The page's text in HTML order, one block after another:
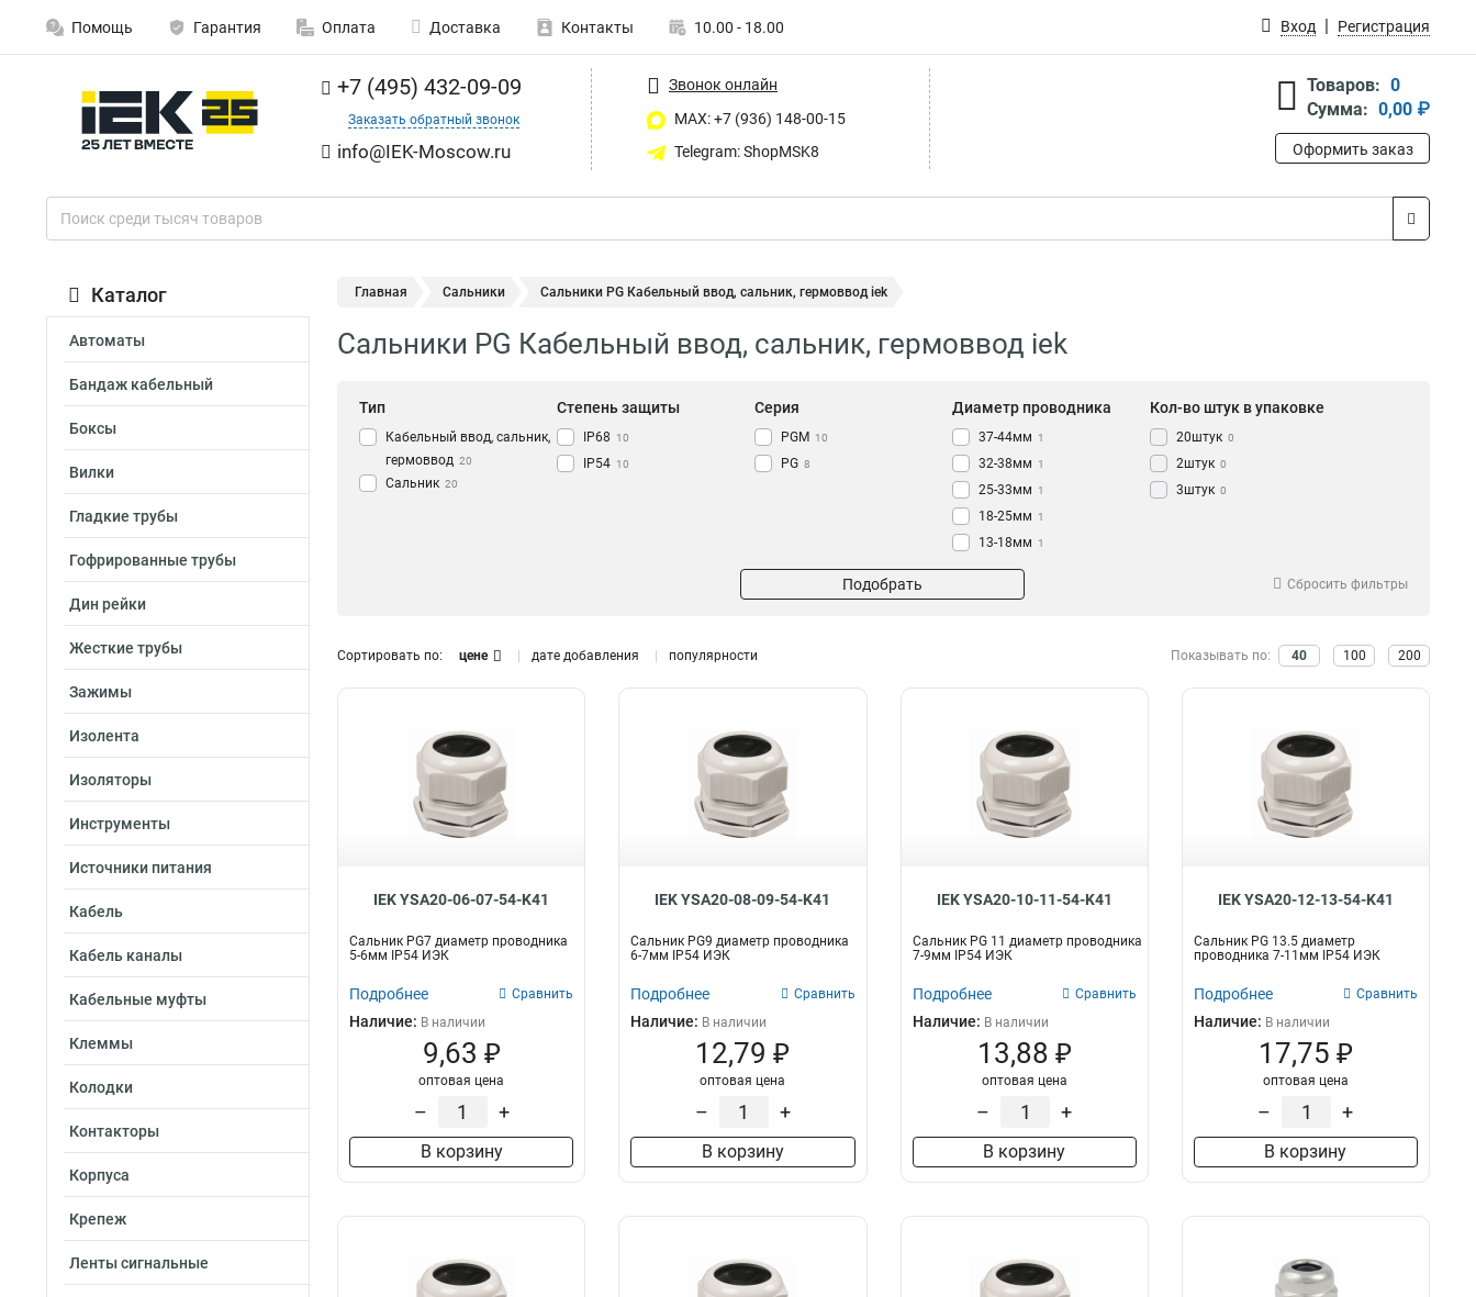
Помощь Гарантия Оплата Доставка Контакты 10.00 - 18.00 Вход Регистрация
+7 (495) 432-09-09
Заказать обратный звонок
info@IEK-Moscow.ru
Звонок онлайн
MAX: +7 (936) 148-00-15
Telegram: ShopMSK8
Товаров: 0
Сумма: 0,00 ₽
Оформить заказ
Каталог
Автоматы
Бандаж кабельный
Боксы
Вилки
Гладкие трубы
Гофрированные трубы
Дин рейки
Жесткие трубы
Зажимы
Изолента
Изоляторы
Инструменты
Источники питания
Кабель
Кабель каналы
Кабельные муфты
Клеммы
Колодки
Контакторы
Корпуса
Крепеж
Ленты сигнальные
Главная Сальники Сальники PG Кабельный ввод, сальник, гермоввод iek
Сальники PG Кабельный ввод, сальник, гермоввод iek
Тип
Кабельный ввод, сальник,
гермоввод 20
Сальник 20
Степень защиты
IP68 10
IP54 10
Серия
PGM 10
PG 8
Диаметр проводника
37-44мм 1
32-38мм 1
25-33мм 1
18-25мм 1
13-18мм 1
10-14мм
6-12мм
24-32мм 1
18-24мм 1
15-18мм 1
9-13мм 1
5-6мм 1
Кол-во штук в упаковке
20штук 0
2штук 0
3штук 0
Подобрать Сбросить фильтры
Сортировать по: цене дате добавления популярности Показывать по: 40 100 200
IEK YSA20-06-07-54-K41
Сальник PG7 диаметр проводника
5-6мм IP54 ИЭК
Подробнее Сравнить
Наличие: В наличии
9,63 ₽
оптовая цена
– +
В корзину
IEK YSA20-08-09-54-K41
Сальник PG9 диаметр проводника
6-7мм IP54 ИЭК
Подробнее Сравнить
Наличие: В наличии
12,79 ₽
оптовая цена
– +
В корзину
IEK YSA20-10-11-54-K41
Сальник PG 11 диаметр проводника
7-9мм IP54 ИЭК
Подробнее Сравнить
Наличие: В наличии
13,88 ₽
оптовая цена
– +
В корзину
IEK YSA20-12-13-54-K41
Сальник PG 13.5 диаметр
проводника 7-11мм IP54 ИЭК
Подробнее Сравнить
Наличие: В наличии
17,75 ₽
оптовая цена
– +
В корзину